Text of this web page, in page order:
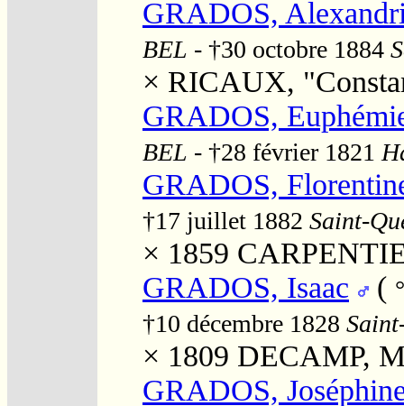
GRADOS,
BEL - †30 octobre 1884
× RICAUX,
GRADOS,
BEL - †28 février 1821
GRADOS,
†17 juillet 1882 Saint-
× 1859
GRADOS, Isaac
(
†10 décembre 1828
× 1809 DECAMP,
GRADOS,